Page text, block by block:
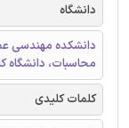
دانشگاه
دانشکده مهندسی
محاسبات، دانشگاه
کلمات کلیدی